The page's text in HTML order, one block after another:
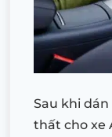
Sau khi
thất cho xe